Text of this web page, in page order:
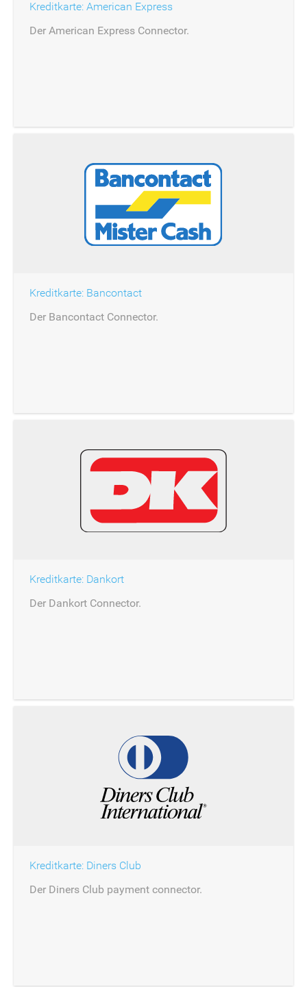
Kreditkarte: American Express
Der American Express Connector.
Kreditkarte: Bancontact
Der Bancontact Connector.
Kreditkarte: Dankort
Der Dankort Connector.
Kreditkarte: Diners Club
Der Diners Club payment connector.